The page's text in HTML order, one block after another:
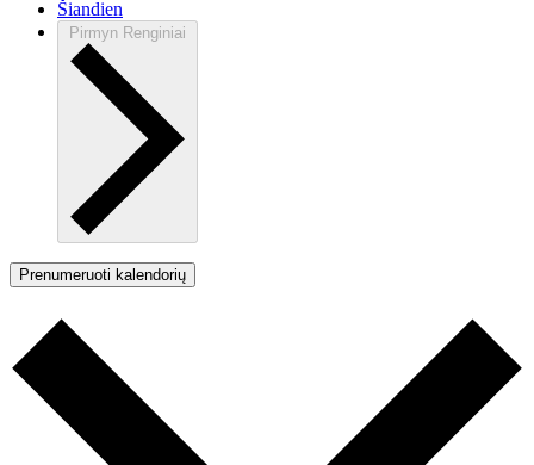
Šiandien
Pirmyn Renginiai
Prenumeruoti kalendorių